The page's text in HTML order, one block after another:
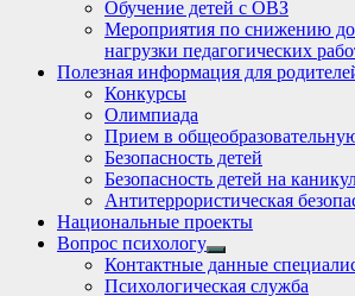
Обучение детей с ОВЗ
Мероприятия по снижению
нагрузки педагогических
Полезная информация для
Конкурсы
Олимпиада
Прием в
Безопасность детей
Безопасность детей на
Антитеррористическая
Национальные проекты
Вопрос психологу
Show
sub
Контактные данные
Психологическая служба